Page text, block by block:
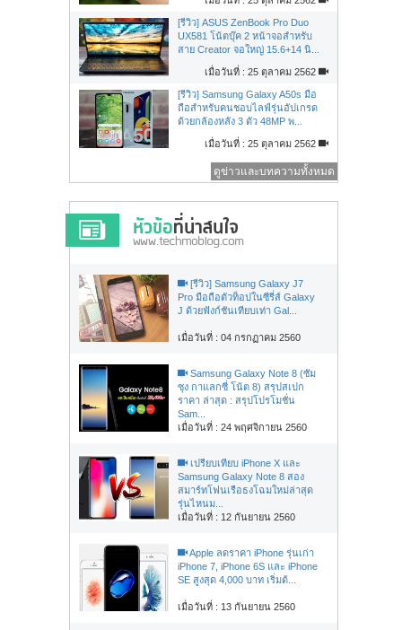
[รีวิว] ASUS ZenBook Pro Duo
UX581 โน้ตบุ๊ค 2 หน้าจอสำหรับ
สาย Creator จอใหญ่ 15.6+14 นิ...
เมื่อวันที่ : 25 ตุลาคม 2562
[รีวิว] Samsung Galaxy A50s มือ
ถือสำหรับคนชอบไลฟ์รุ่นอัปเกรด
ด้วยกล้องหลัง 3 ตัว 48MP พ...
เมื่อวันที่ : 25 ตุลาคม 2562
ดูข่าวและบทความทั้งหมด
[รีวิว] Samsung Galaxy J7
Pro มือถือตัวท็อปในซีรี่ส์ Galaxy
J ด้วยฟังก์ชันเทียบเท่า Gal...
เมื่อวันที่ : 04 กรกฏาคม 2560
Samsung Galaxy Note 8 (ซัม
ซุง กาแลกซี่ โน้ต 8) สรุปสเปก
ราคา ล่าสุด : สรุปโปรโมชั่น
Sam...
เมื่อวันที่ : 24 พฤศจิกายน 2560
เปรียบเทียบ iPhone X และ
Samsung Galaxy Note 8 สอง
สมาร์ทโฟนเรือธงโฉมใหม่ล่าสุด
รุ่นไหนม...
เมื่อวันที่ : 12 กันยายน 2560
Apple ลดราคา iPhone รุ่นเก่า
iPhone 7, iPhone 6S และ iPhone
SE สูงสุด 4,000 บาท เริ่มต้...
เมื่อวันที่ : 13 กันยายน 2560